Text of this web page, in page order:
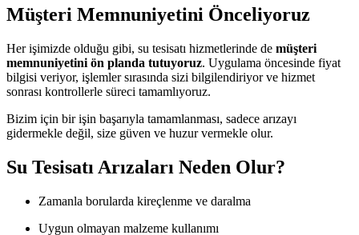
Müşteri Memnuniyetini Önceliyoruz
Her işimizde olduğu gibi, su tesisatı hizmetlerinde de müşteri
memnuniyetini ön planda tutuyoruz. Uygulama öncesinde fiyat
bilgisi veriyor, işlemler sırasında sizi bilgilendiriyor ve hizmet
sonrası kontrollerle süreci tamamlıyoruz.
Bizim için bir işin başarıyla tamamlanması, sadece arızayı
gidermekle değil, size güven ve huzur vermekle olur.
Su Tesisatı Arızaları Neden Olur?
Zamanla borularda kireçlenme ve daralma
Uygun olmayan malzeme kullanımı